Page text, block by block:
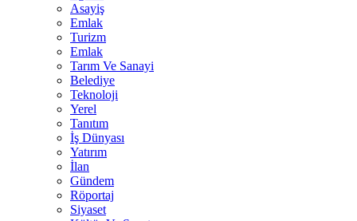
Asayiş
Emlak
Turizm
Emlak
Tarım Ve Sanayi
Belediye
Teknoloji
Yerel
Tanıtım
İş Dünyası
Yatırım
İlan
Gündem
Röportaj
Siyaset